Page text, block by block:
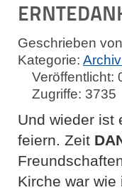
Geschrieben von
Kategorie:
Veröffentlicht:
Zugriffe: 3735
Und wieder ist
feiern. Zeit
Kirche war